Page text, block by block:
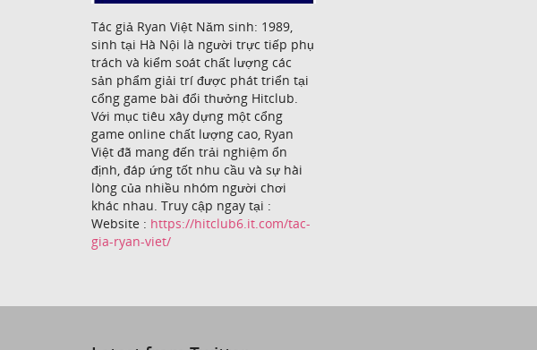
Tác giả Ryan Việt Năm sinh: 1989,
sinh tại Hà Nội là người trực tiếp phụ
trách và kiểm soát chất lượng các
sản phẩm giải trí được phát triển tại
cổng game bài đổi thưởng Hitclub.
Với mục tiêu xây dựng một cổng
game online chất lượng cao, Ryan
Việt đã mang đến trải nghiệm ổn
định, đáp ứng tốt nhu cầu và sự hài
lòng của nhiều nhóm người chơi
khác nhau. Truy cập ngay tại :
Website : https://hitclub6.it.com/tac-
gia-ryan-viet/